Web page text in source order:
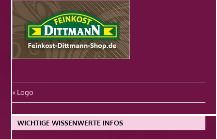
Beitragsnavigation
Vorheriger
Beitrag:
Logo
WICHTIGE WISSENWERTE INFOS